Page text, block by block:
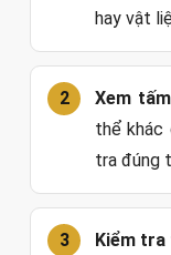
hay vật
Xem
thể khác
tra đúng
Kiểm